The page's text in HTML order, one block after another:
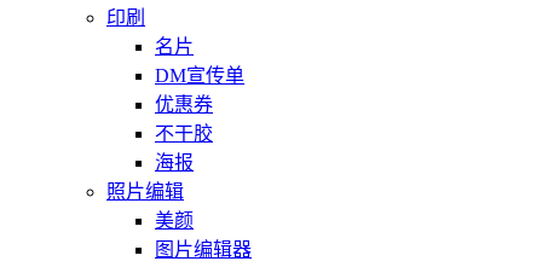
印刷
名片
DM宣传单
优惠券
不干胶
海报
照片编辑
美颜
图片编辑器